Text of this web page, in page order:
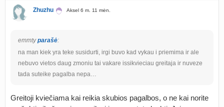
Zhuzhu Aksel 6 m. 11 mėn.
emmtyparašė:
na man kiek yra teke susidurti, irgi buvo kad vykau i priemima ir ale
nebuvo vietos daug zmoniu tai vakare issikvieciau greitaja ir nuveze
tada suteike pagalba nepa…
Greitoji kviečiama kai reikia skubios pagalbos, o ne kai norite